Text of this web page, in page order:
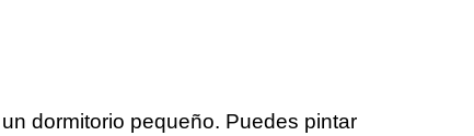
dormitorio pequeño. Puedes pintar